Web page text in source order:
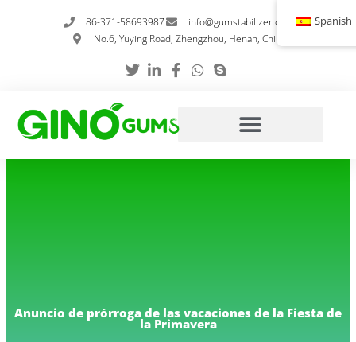
86-371-58693987
info@gumstabilizer.com
No.6, Yuying Road, Zhengzhou, Henan, China
Anuncio de prórroga de las vacaciones de la Fiesta de
la Primavera
Spanish